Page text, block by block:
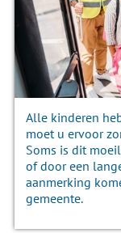
Alle kinderen
moet u ervoor
Soms is dit
of door een
aanmerking
gemeente.